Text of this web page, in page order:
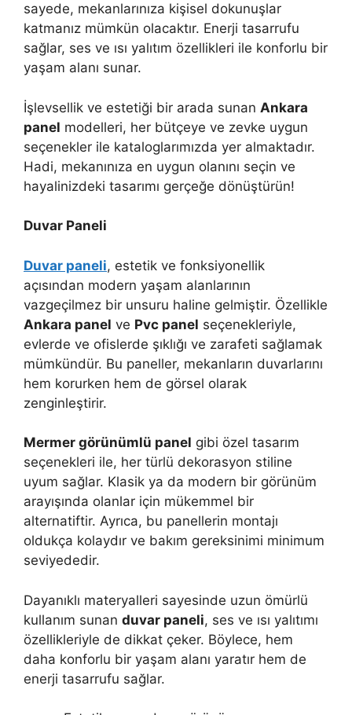
sayede, mekanlarınıza kişisel dokunuşlar
katmanız mümkün olacaktır. Enerji tasarrufu
sağlar, ses ve ısı yalıtım özellikleri ile konforlu bir
yaşam alanı sunar.
İşlevsellik ve estetiği bir arada sunan Ankara
panel modelleri, her bütçeye ve zevke uygun
seçenekler ile kataloglarımızda yer almaktadır.
Hadi, mekanınıza en uygun olanını seçin ve
hayalinizdeki tasarımı gerçeğe dönüştürün!
Duvar Paneli
Duvar paneli, estetik ve fonksiyonellik
açısından modern yaşam alanlarının
vazgeçilmez bir unsuru haline gelmiştir. Özellikle
Ankara panel ve Pvc panel seçenekleriyle,
evlerde ve ofislerde şıklığı ve zarafeti sağlamak
mümkündür. Bu paneller, mekanların duvarlarını
hem korurken hem de görsel olarak
zenginleştirir.
Mermer görünümlü panel gibi özel tasarım
seçenekleri ile, her türlü dekorasyon stiline
uyum sağlar. Klasik ya da modern bir görünüm
arayışında olanlar için mükemmel bir
alternatiftir. Ayrıca, bu panellerin montajı
oldukça kolaydır ve bakım gereksinimi minimum
seviyededir.
Dayanıklı materyalleri sayesinde uzun ömürlü
kullanım sunan duvar paneli, ses ve ısı yalıtımı
özellikleriyle de dikkat çeker. Böylece, hem
daha konforlu bir yaşam alanı yaratır hem de
enerji tasarrufu sağlar.